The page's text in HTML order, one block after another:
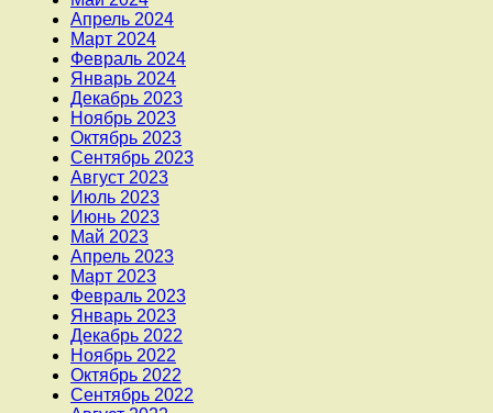
Апрель 2024
Март 2024
Февраль 2024
Январь 2024
Декабрь 2023
Ноябрь 2023
Октябрь 2023
Сентябрь 2023
Август 2023
Июль 2023
Июнь 2023
Май 2023
Апрель 2023
Март 2023
Февраль 2023
Январь 2023
Декабрь 2022
Ноябрь 2022
Октябрь 2022
Сентябрь 2022